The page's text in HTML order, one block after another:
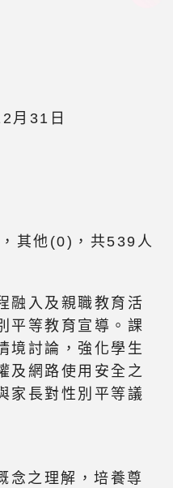
月31日
其他(0)，共539人
融入及親職教育活
平等教育宣導。課
境討論，強化學生
及網路使用安全之
家長對性別平等議
念之理解，培養尊